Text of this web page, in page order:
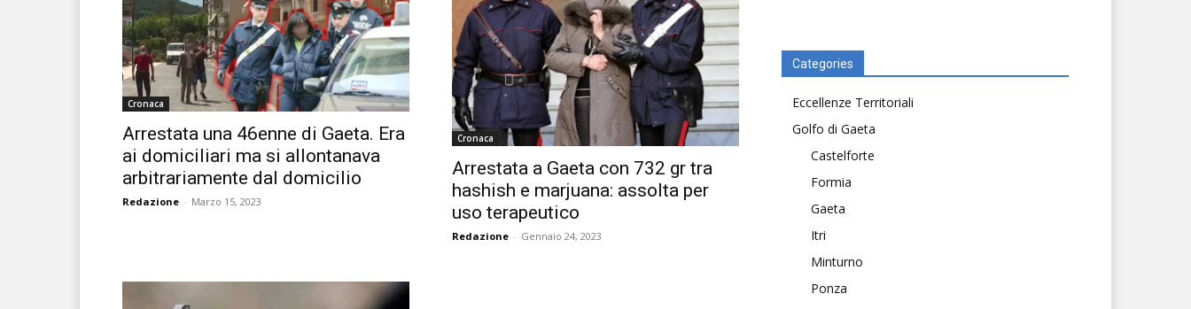
Cronaca
Arrestata una 46enne di Gaeta. Era
ai domiciliari ma si allontanava
arbitrariamente dal domicilio
Redazione - Marzo 15, 2023
Cronaca
Arrestata a Gaeta con 732 gr tra
hashish e marjuana: assolta per
uso terapeutico
Redazione - Gennaio 24, 2023
Categories
Eccellenze Territoriali
Golfo di Gaeta
Castelforte
Formia
Gaeta
Itri
Minturno
Ponza